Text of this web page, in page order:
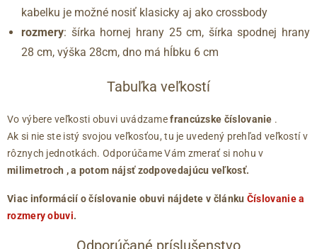
kabelku je možné nosiť klasicky aj ako crossbody
rozmery: šírka hornej hrany 25 cm, šírka spodnej hrany
28 cm, výška 28cm, dno má hĺbku 6 cm
Tabuľka veľkostí
Vo výbere veľkosti obuvi uvádzamefrancúzske číslovanie .
Ak si nie ste istý svojou veľkosťou, tu je uvedený prehľad veľkostí v
rôznych jednotkách. Odporúčame Vám zmerať si nohu v
milimetroch , a potom nájsť zodpovedajúcu veľkosť.
Viac informácií o číslovanie obuvi nájdete v článku Číslovanie a
rozmery obuvi.
Odporúčané príslušenstvo